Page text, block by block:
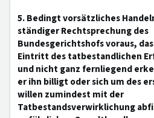
5. Bedingt vorsätzliches
ständiger Rechtsprechung des
Bundesgerichtshofs voraus,
Eintritt des tatbestandlichen
und nicht ganz fernliegend
er ihn billigt oder sich um des
willen zumindest mit der
Tatbestandsverwirklichung